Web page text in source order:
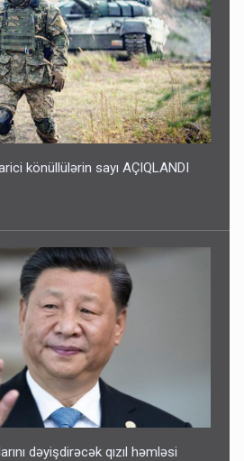
könüllülərin sayı AÇIQLANDI
dəyişdirəcək qızıl həmləsi